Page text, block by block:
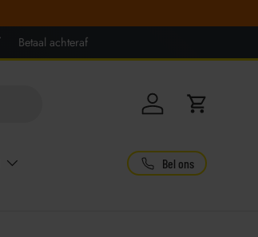
Betaal achteraf
Inloggen
Bel ons